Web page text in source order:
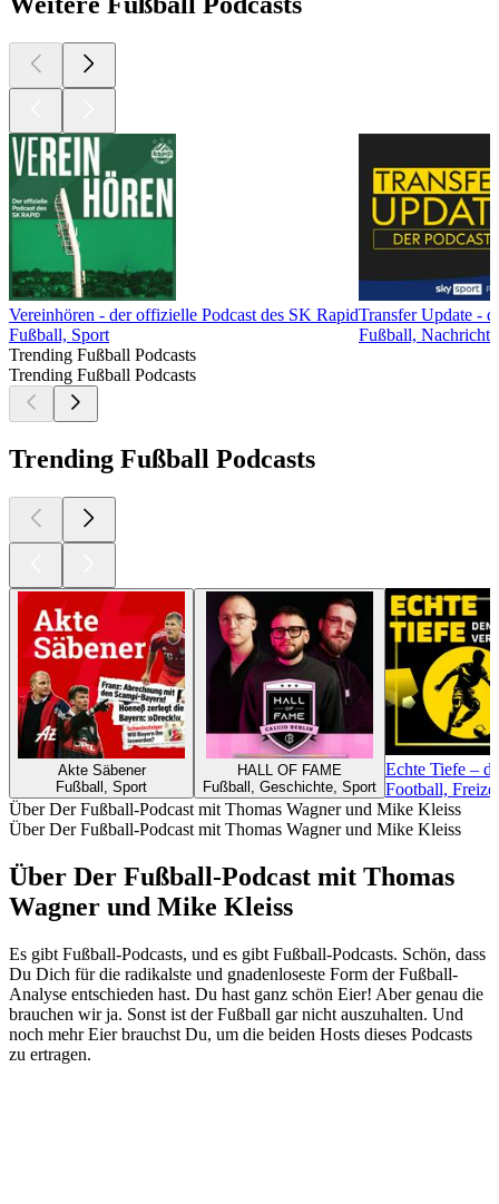
Vereinhören - der offizielle Podcast des SK Rapid
Fußball, Sport
Transfer Update -
Fußball,
Trending Fußball Podcasts
Trending Fußball Podcasts
Trending Fußball Podcasts
Akte Säbener
Fußball, Sport
HALL OF FAME
Fußball, Geschichte, Sport
Echte Tiefe –
Football,
Über Der Fußball-Podcast mit Thomas Wagner und Mike Kleiss
Über Der Fußball-Podcast mit Thomas Wagner und Mike Kleiss
Über Der Fußball-Podcast mit Thomas
Wagner und Mike Kleiss
Es gibt Fußball-Podcasts, und es gibt Fußball-Podcasts. Schön, dass
Du Dich für die radikalste und gnadenloseste Form der Fußball-
Analyse entschieden hast. Du hast ganz schön Eier! Aber genau die
brauchen wir ja. Sonst ist der Fußball gar nicht auszuhalten. Und
noch mehr Eier brauchst Du, um die beiden Hosts dieses Podcasts
zu ertragen.